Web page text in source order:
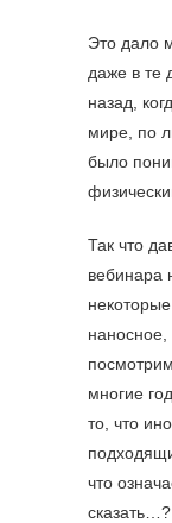
Это дало
даже в те
назад,
мире, по
было
Так что
вебинара
наносное,
многие
то, что
что
сказать…?